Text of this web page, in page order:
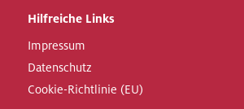
Hilfreiche Links
Impressum
Datenschutz
Cookie-Richtlinie (EU)